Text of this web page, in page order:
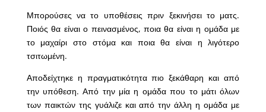
Μπορούσες να το υποθέσεις πριν ξεκινήσει το ματς.
Ποιός θα είναι ο πεινασμένος, ποια θα είναι η ομάδα με
το μαχαίρι στο στόμα και ποια θα είναι η λιγότερο
τσιτωμένη.
Αποδείχτηκε η πραγματικότητα πιο ξεκάθαρη και από
την υπόθεση. Από την μία η ομάδα που το μάτι όλων
των παικτών της γυάλιζε και από την άλλη η ομάδα με